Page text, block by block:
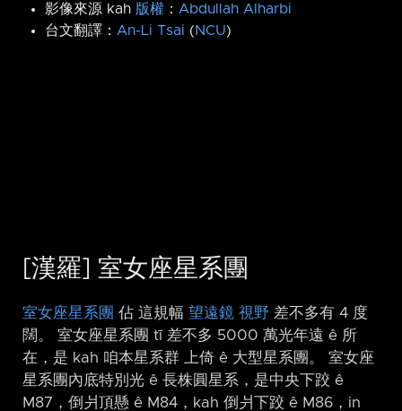
影像來源 kah 版權 ： Abdullah Alharbi
台文翻譯： An-Li Tsai (NCU)
[漢羅] 室女座星系團
室女座星系團 佔 這規幅 望遠鏡 視野 差不多有 4 度
闊。 室女座星系團 tī 差不多 5000 萬光年遠 ê 所
在，是 kah 咱本星系群 上倚 ê 大型星系團。 室女座
星系團內底特別光 ê 長株圓星系，是中央下跤 ê
M87，倒爿頂懸 ê M84，kah 倒爿下跤 ê M86，in